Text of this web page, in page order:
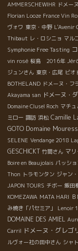
AMMERSCHEWIHR ドメー
Florian Looze France Vin
ヴォワ 東京・中野 L'Avenir
Thibaut レ・ロシニョ マル
Symphonie Free Tasting
vin rosé 桜島 2016年
ジュンさん 東京・広尾 ビオ
BOTHELAND ドメーヌ・フ
Akayama san ドメーヌ・
Domaine Clusel Roch マチ
ミロー 諏訪 浜松 Camille
GOTO Domaine
SELENE Vendange 2018
GESCHICKT 竹間さん マ
Boire en Beaujolais パッショ
Thon トラモンタン ジャン
JAPON TOURS チボー 飯田
KOMEZAWA MATA HARI
み焼き「パセミア」
Lenoir
DOMAINE DES AMIEL
Carril ドメーヌ・グレゴ
ルヴォー社の田中さん シャ